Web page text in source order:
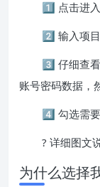
1️⃣ 点击进入
2️⃣ 输入项
3️⃣ 仔细查
账号密码数据，
4️⃣ 勾选需
? 详细图文
为什么选择